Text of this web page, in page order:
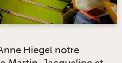
Hiegel notre